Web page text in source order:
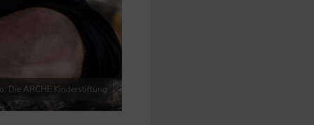
Die ARCHE Kinderstiftung